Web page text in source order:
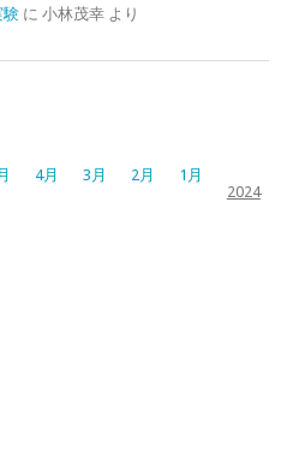
験 に 小林茂幸 より
4月 3月 2月
1月
2024